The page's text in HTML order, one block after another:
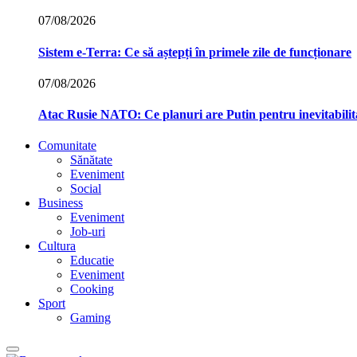
07/08/2026
Sistem e-Terra: Ce să aștepți în primele zile de funcționare
07/08/2026
Atac Rusie NATO: Ce planuri are Putin pentru
Comunitate
Sănătate
Eveniment
Social
Business
Eveniment
Job-uri
Cultura
Educatie
Eveniment
Cooking
Sport
Gaming